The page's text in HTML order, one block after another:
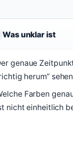
Was unklar ist
genaue
herum“
Farben
nicht einheitlich